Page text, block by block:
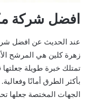
افضل شركة
عند الحديث عن افضل
زهرة كلين هي المرشح
تمتلك خبرة طويلة جعلتها
بأكثر الطرق أمانًا
الجهات المختصة جعلها